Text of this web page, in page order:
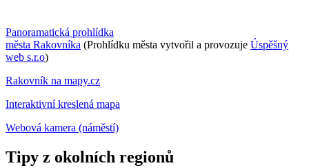
Panoramatická prohlídka
města Rakovníka (Prohlídku města vytvořil a provozuje Úspěšný
web s.r.o)
Rakovník na mapy.cz
Interaktivní kreslená mapa
Webová kamera (náměstí)
Tipy z okolních regionů